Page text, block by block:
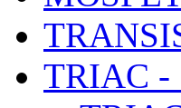
TRIAC -